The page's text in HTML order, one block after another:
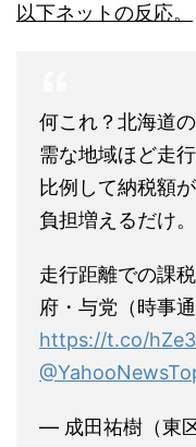
以下ネットの反応。
何これ？北海道
需な地域ほど走
比例して納税額
負担増えるだけ
走行距離での課
府・与党（時事
https://t.co/
— 成田祐樹（東